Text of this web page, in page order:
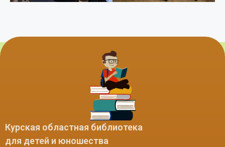
Курская областная библиотека
для детей и юношества